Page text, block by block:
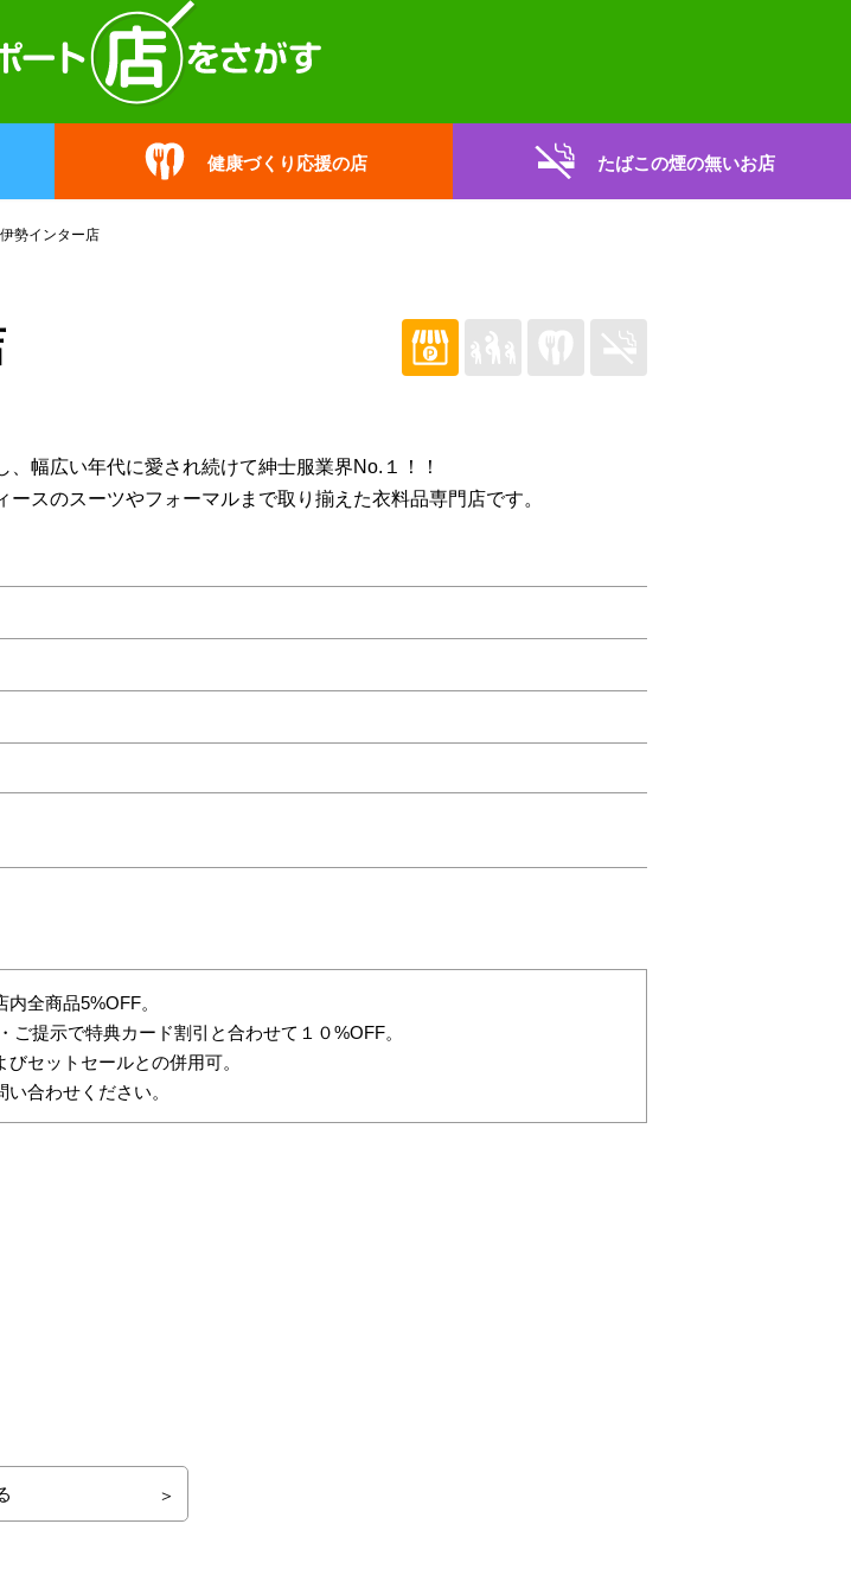
健康づくり応援の店 たばこの煙の無いお店
勢インター店
幅広い年代に愛され続けて紳士服業界No.１！！
スのスーツやフォーマルまで取り揃えた衣料品専門店です。
全商品5%OFF。
ご提示で特典カード割引と合わせて１０%OFF。
セットセールとの併用可。
合わせください。